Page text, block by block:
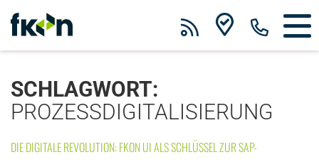
SCHLAGWORT:
PROZESSDIGITALISIERUNG
DIE DIGITALE REVOLUTION: FKON UI ALS SCHLÜSSEL ZUR SAP-